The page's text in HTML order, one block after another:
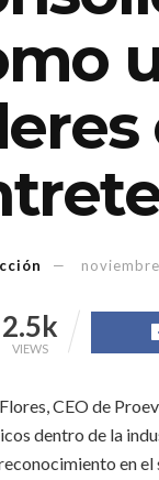
2.5k
VIEWS
CEO de
dentro de la
en el